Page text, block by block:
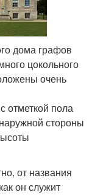
дома графов
цокольного
очень
отметкой пола
стороны
от названия
он служит